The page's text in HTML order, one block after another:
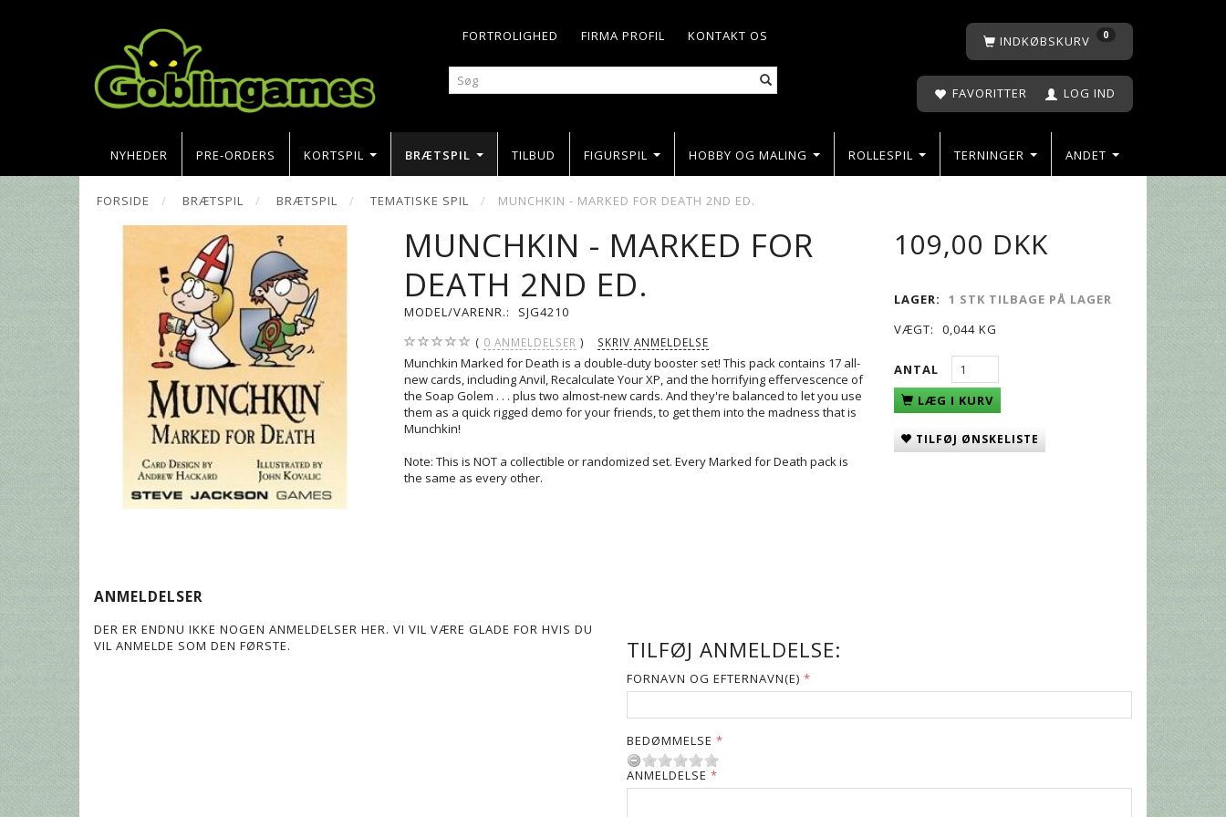
KONTAKT OS
FIRMA PROFIL
FORTROLIGHED INDKØBSKURV 0
FAVORITTER LOG IND
NYHEDER PRE-ORDERS KORTSPIL BRÆTSPIL TILBUD FIGURSPIL HOBBY OG MALING ROLLESPIL TERNINGER ANDET
FORSIDE BRÆTSPIL BRÆTSPIL TEMATISKE SPIL MUNCHKIN - MARKED FOR DEATH 2ND ED.
MUNCHKIN - MARKED FOR
DEATH 2ND ED.
MODEL/VARENR.: SJG4210
0 ANMELDELSER SKRIV ANMELDELSE
Munchkin Marked for Death is a double-duty booster set! This pack contains 17 all-
new cards, including Anvil, Recalculate Your XP, and the horrifying effervescence of
the Soap Golem . . . plus two almost-new cards. And they're balanced to let you use
them as a quick rigged demo for your friends, to get them into the madness that is
Munchkin!
Note: This is NOT a collectible or randomized set. Every Marked for Death pack is
the same as every other.
109,00 DKK
LAGER:
1 STK TILBAGE PÅ LAGER
VÆGT:
0,044 KG
ANTAL
LÆG I KURV
TILFØJ ØNSKELISTE
ANMELDELSER
DER ER ENDNU IKKE NOGEN ANMELDELSER HER. VI VIL VÆRE GLADE FOR HVIS DU
VIL ANMELDE SOM DEN FØRSTE.
TILFØJ ANMELDELSE:
FORNAVN OG EFTERNAVN(E)
BEDØMMELSE
ANMELDELSE